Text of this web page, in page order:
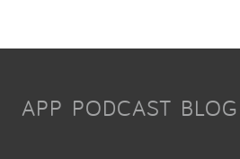
APP PODCAST BLOG